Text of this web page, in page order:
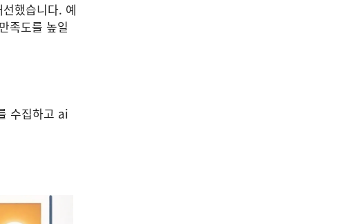
했습니다. 예
족도를 높일
수집하고 ai